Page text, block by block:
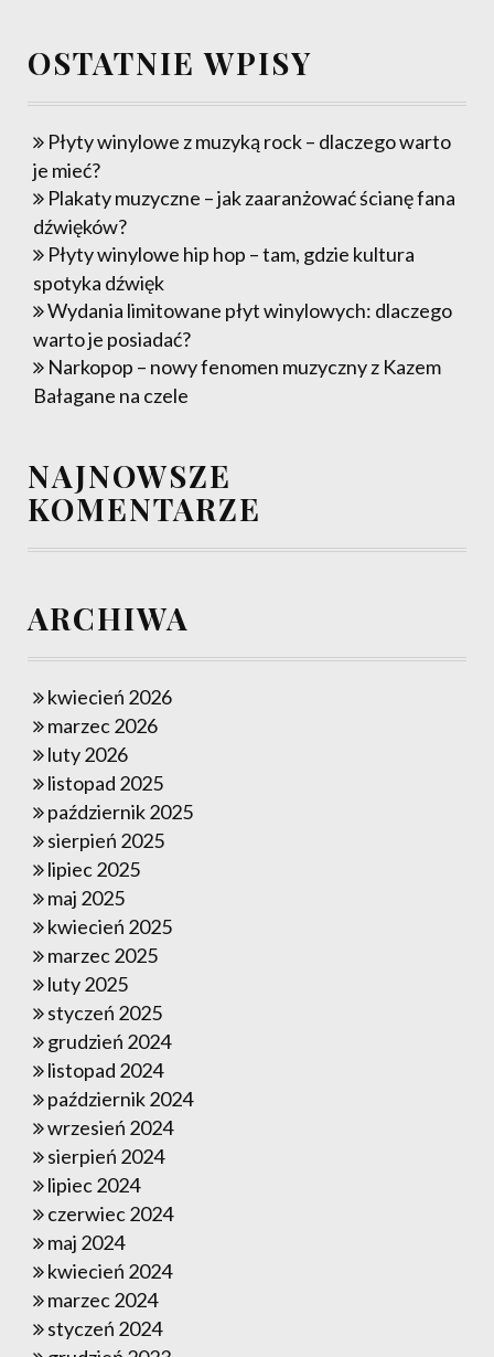
OSTATNIE WPISY
Płyty winylowe z muzyką rock – dlaczego warto
je mieć?
Plakaty muzyczne – jak zaaranżować ścianę fana
dźwięków?
Płyty winylowe hip hop – tam, gdzie kultura
spotyka dźwięk
Wydania limitowane płyt winylowych: dlaczego
warto je posiadać?
Narkopop – nowy fenomen muzyczny z Kazem
Bałagane na czele
NAJNOWSZE
KOMENTARZE
ARCHIWA
kwiecień 2026
marzec 2026
luty 2026
listopad 2025
październik 2025
sierpień 2025
lipiec 2025
maj 2025
kwiecień 2025
marzec 2025
luty 2025
styczeń 2025
grudzień 2024
listopad 2024
październik 2024
wrzesień 2024
sierpień 2024
lipiec 2024
czerwiec 2024
maj 2024
kwiecień 2024
marzec 2024
styczeń 2024